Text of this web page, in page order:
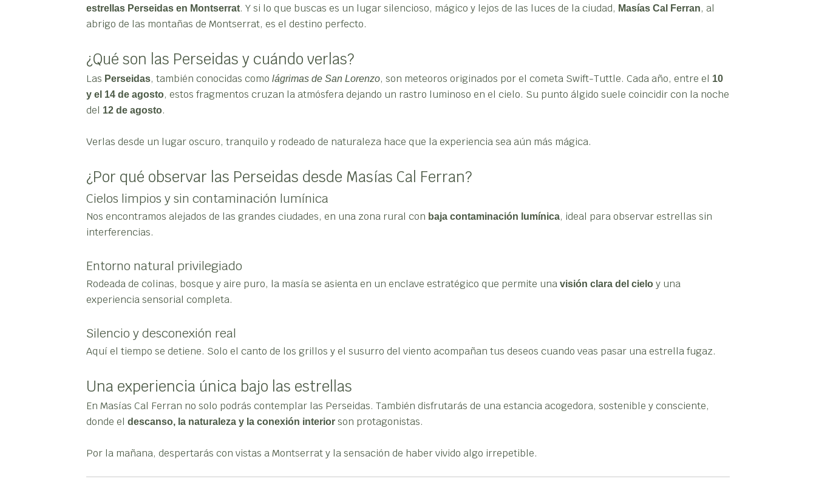
estrellas Perseidas en Montserrat. Y si lo que buscas es un lugar silencioso, mágico y lejos de las luces de la ciudad, Masías Cal Ferran, al
abrigo de las montañas de Montserrat, es el destino perfecto.
¿Qué son las Perseidas y cuándo verlas?
Las Perseidas, también conocidas como lágrimas de San Lorenzo, son meteoros originados por el cometa Swift-Tuttle. Cada año, entre el 10
y el 14 de agosto, estos fragmentos cruzan la atmósfera dejando un rastro luminoso en el cielo. Su punto álgido suele coincidir con la noche
del 12 de agosto.
Verlas desde un lugar oscuro, tranquilo y rodeado de naturaleza hace que la experiencia sea aún más mágica.
¿Por qué observar las Perseidas desde Masías Cal Ferran?
Cielos limpios y sin contaminación lumínica
Nos encontramos alejados de las grandes ciudades, en una zona rural con baja contaminación lumínica, ideal para observar estrellas sin
interferencias.
Entorno natural privilegiado
Rodeada de colinas, bosque y aire puro, la masía se asienta en un enclave estratégico que permite una visión clara del cielo y una
experiencia sensorial completa.
Silencio y desconexión real
Aquí el tiempo se detiene. Solo el canto de los grillos y el susurro del viento acompañan tus deseos cuando veas pasar una estrella fugaz.
Una experiencia única bajo las estrellas
En Masías Cal Ferran no solo podrás contemplar las Perseidas. También disfrutarás de una estancia acogedora, sostenible y consciente,
donde el descanso, la naturaleza y la conexión interior son protagonistas.
Por la mañana, despertarás con vistas a Montserrat y la sensación de haber vivido algo irrepetible.